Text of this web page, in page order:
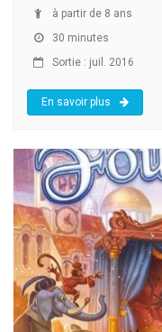
à partir de 8 ans
30 minutes
Sortie : juil. 2016
En savoir plus